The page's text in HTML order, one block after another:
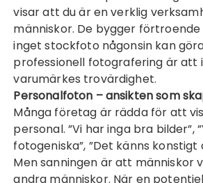
visar att du är en verklig
människor. De bygger
inget stockfoto någonsin kan
professionell fotografering är att
varumärkes trovärdighet.
Personalfoton – ansikten som
Många företag är rädda för att
personal. ”Vi har inga bra bilder”,
fotogeniska”, ”Det känns konstigt
Men sanningen är att människor
andra människor. När en